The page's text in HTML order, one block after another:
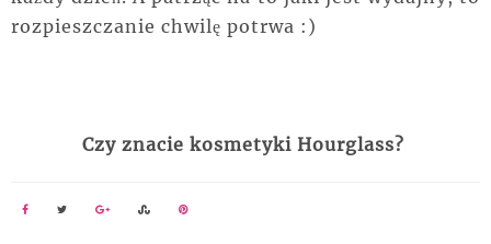
rozpieszczanie chwilę potrwa :)
Czy znacie kosmetyki Hourglass?